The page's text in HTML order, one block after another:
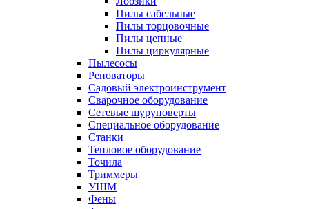
Пилы сабельные
Пилы торцовочные
Пилы цепные
Пилы циркулярные
Пылесосы
Реноваторы
Садовый электроинструмент
Сварочное оборудование
Сетевые шуруповерты
Специальное оборудование
Станки
Тепловое оборудование
Точила
Триммеры
УШМ
Фены